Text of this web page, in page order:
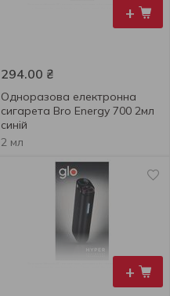
+
294.00 ₴
Одноразова електронна
сигарета Bro Energy 700 2мл
синій
2 мл
+